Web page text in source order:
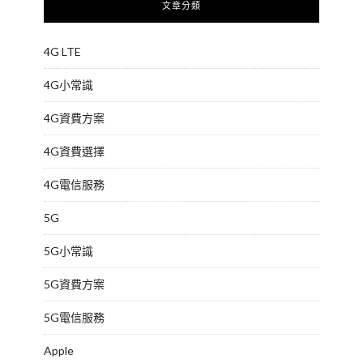
文章分類
4G LTE
4G小常識
4G資費方案
4G資費選擇
4G電信服務
5G
5G小常識
5G資費方案
5G電信服務
Apple